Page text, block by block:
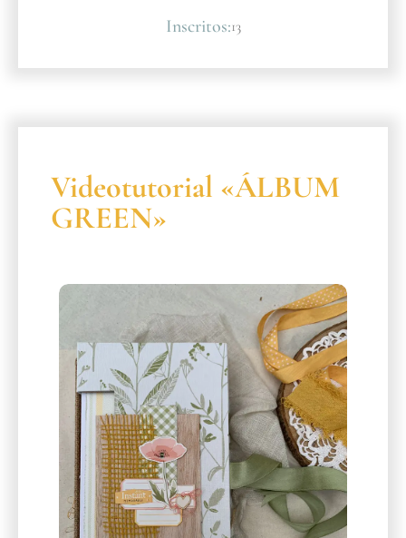
Inscritos:13
Videotutorial «ÁLBUM
GREEN»